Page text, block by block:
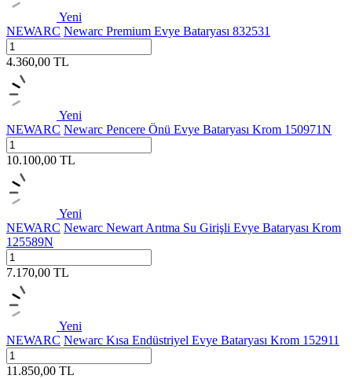
Yeni
NEWARC Newarc Premium Evye Bataryası 832531
4.360,00 TL
Yeni
NEWARC Newarc Pencere Önü Evye Bataryası Krom 150971N
10.100,00 TL
Yeni
NEWARC Newarc Newart Arıtma Su Girişli Evye Bataryası Krom
125589N
7.170,00 TL
Yeni
NEWARC Newarc Kısa Endüstriyel Evye Bataryası Krom 152911
11.850,00 TL